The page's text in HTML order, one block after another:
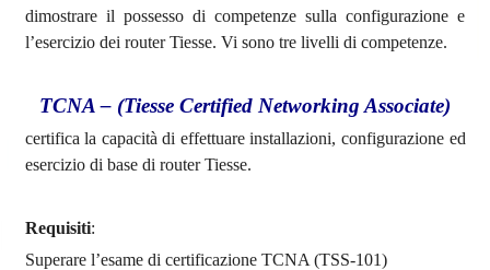
dimostrare il possesso di competenze sulla configurazione e
l’esercizio dei router Tiesse. Vi sono tre livelli di competenze.
TCNA – (Tiesse Certified Networking Associate)
certifica la capacità di effettuare installazioni, configurazione ed
esercizio di base di router Tiesse.
Requisiti:
Superare l’esame di certificazione TCNA (TSS-101)